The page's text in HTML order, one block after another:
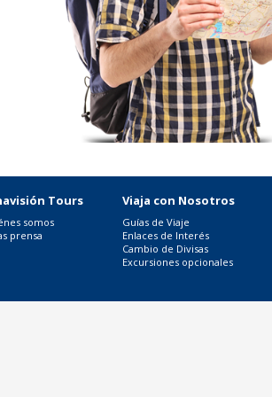
Tours
somos
prensa
Viaja con Nosotros
Guías de Viaje
Enlaces de Interés
Cambio de Divisas
Excursiones opcionales